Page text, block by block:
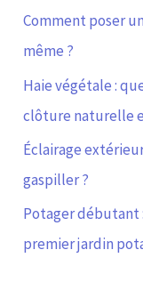
Comment poser
même ?
Haie végétale :
clôture naturelle
Éclairage
gaspiller ?
Potager débutant
premier jardin